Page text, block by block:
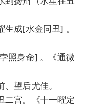
生成[水金同丑] 。
照身命] 。《通微
望后尤佳。
二宫。《十一曜定